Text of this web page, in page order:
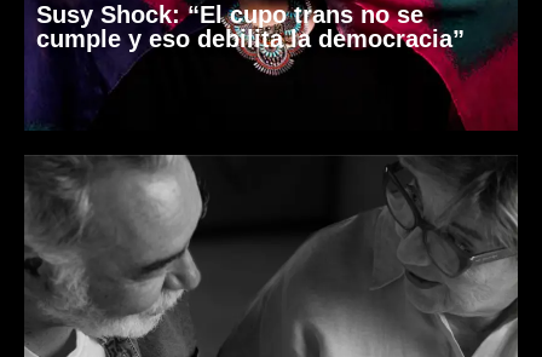
Susy Shock: “El cupo trans no se
cumple y eso debilita la democracia”